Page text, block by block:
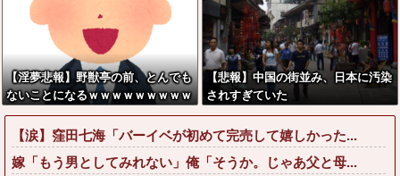
【淫夢悲報】野獣亭の前、とんでも
ないことになるｗｗｗｗｗｗｗｗｗ
ｗ
【悲報】中国の街並み、日本に汚染
されすぎていた
【涙】窪田七海「バーイベが初めて完売して嬉しかった...
嫁「もう男としてみれない」俺「そうか。じゃあ父と母...